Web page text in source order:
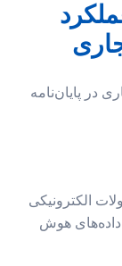
در پایان‌نامه
الکترونیکی
داده‌های هوش